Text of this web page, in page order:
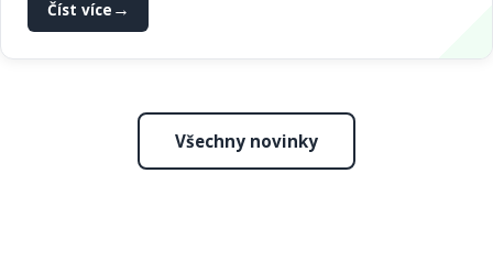
Číst více
Všechny novinky